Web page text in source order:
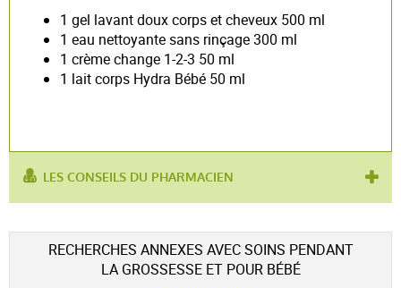
1 gel lavant doux corps et cheveux 500 ml
1 eau nettoyante sans rinçage 300 ml
1 crème change 1-2-3 50 ml
1 lait corps Hydra Bébé 50 ml
LES CONSEILS DU PHARMACIEN
pour :
soin nourrisson,change bébé
RECHERCHES ANNEXES AVEC SOINS PENDANT
LA GROSSESSE ET POUR BÉBÉ